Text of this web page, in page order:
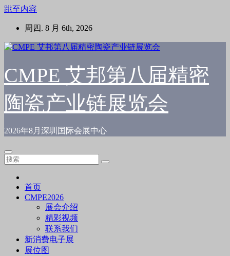
跳至内容
周四. 8 月 6th, 2026
CMPE 艾邦第八届精密
陶瓷产业链展览会
2026年8月深圳国际会展中心
首页
CMPE2026
展会介绍
精彩视频
联系我们
新消费电子展
展位图